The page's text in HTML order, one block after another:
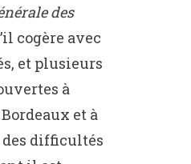
des
cogère avec
et plusieurs
à
et à
des difficultés